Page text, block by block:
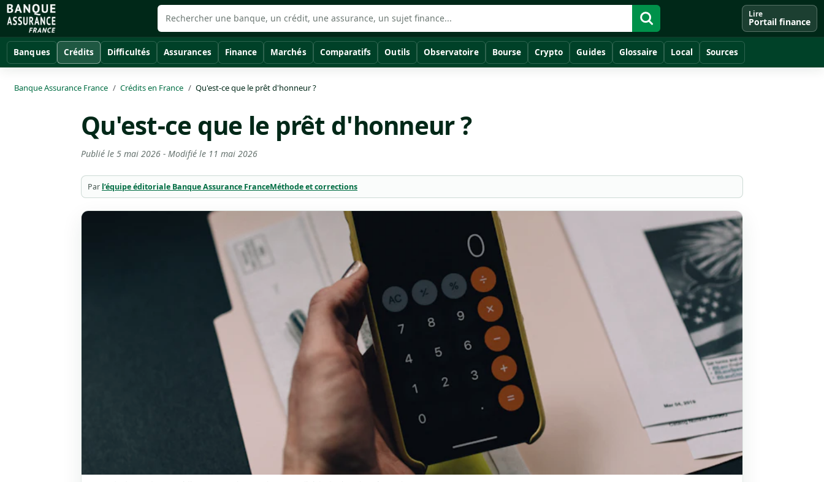
Lire
Portail finance
Banques Crédits Difficultés Assurances Finance Marchés Comparatifs Outils Observatoire Bourse Crypto Guides Glossaire Local Sources
Banque Assurance France Crédits en France Qu'est-ce que le prêt d'honneur ?
Qu'est-ce que le prêt d'honneur ?
Publié le 5 mai 2026 - Modifié le 11 mai 2026
Par l’équipe éditoriale Banque Assurance FranceMéthode et corrections